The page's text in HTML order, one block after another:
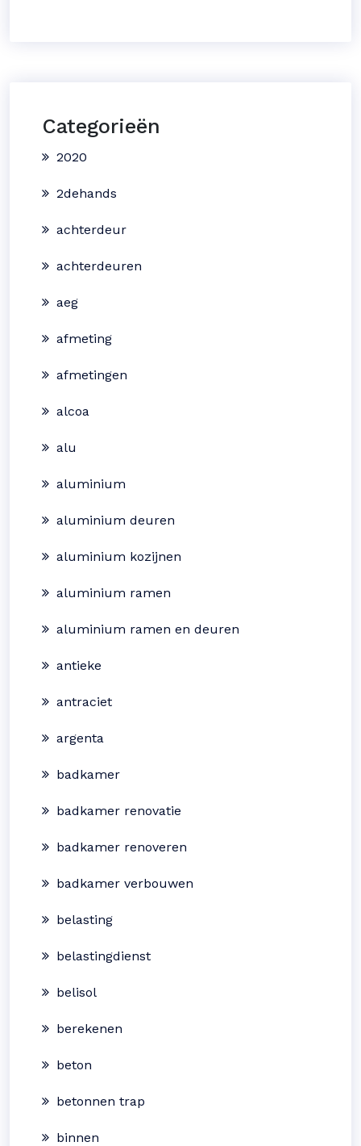
Categorieën
2020
2dehands
achterdeur
achterdeuren
aeg
afmeting
afmetingen
alcoa
alu
aluminium
aluminium deuren
aluminium kozijnen
aluminium ramen
aluminium ramen en deuren
antieke
antraciet
argenta
badkamer
badkamer renovatie
badkamer renoveren
badkamer verbouwen
belasting
belastingdienst
belisol
berekenen
beton
betonnen trap
binnen